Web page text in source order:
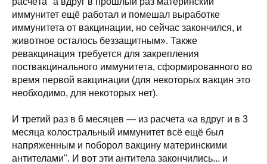
иммунитет ещё работал и помешал выработке
иммунитета от вакцинации, но сейчас закончился, и
животное осталось беззащитным». Также
ревакцинация требуется для закрепления
поствакцинального иммунитета, сформированного во
время первой вакцинации (для некоторых вакцин это
необходимо, для некоторых нет).
И третий раз в 6 месяцев — из расчета «а вдруг и в 3
месяца колостральный иммунитет всё ещё был
напряженным и поборол вакцину материнскими
антителами". И вот эти антитела закончились... и